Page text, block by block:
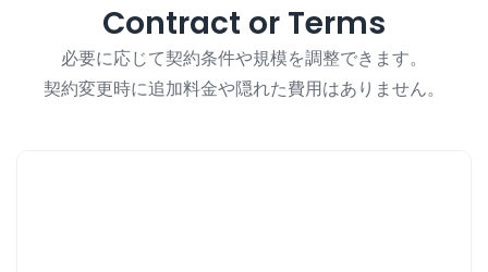
Contract or Terms
必要に応じて契約条件や規模を調整できます。
契約変更時に追加料金や隠れた費用はありません。